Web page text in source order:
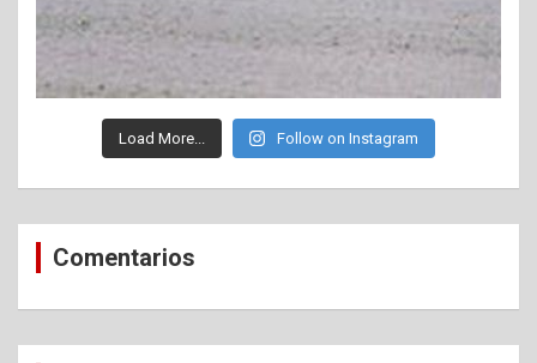
Load More... Follow on Instagram
Comentarios